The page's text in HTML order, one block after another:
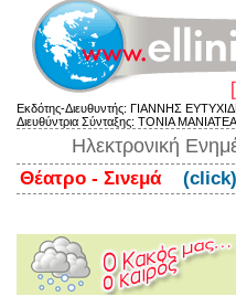
Εκδότης-Διευθυντής: ΓΙΑΝΝΗΣ
Διευθύντρια Σύνταξης: ΤΟΝΙΑ ΜΑΝΙΑΤΕΑ
Ηλεκτρονική
Θέατρο - Σινεμά (click)